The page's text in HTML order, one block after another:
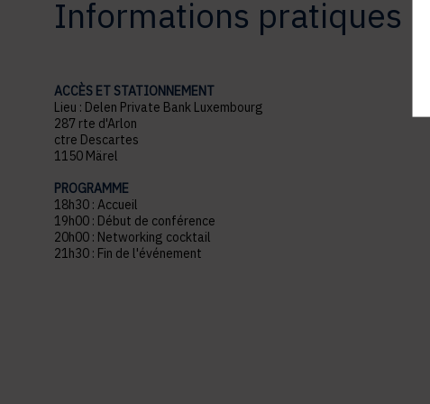
Informations pratiques
ACCÈS ET STATIONNEMENT
Lieu : Delen Private Bank Luxembourg
287 rte d'Arlon
ctre Descartes
1150 Märel
PROGRAMME
18h30 : Accueil
19h00 : Début de conférence
20h00 : Networking cocktail
21h30 : Fin de l'événement